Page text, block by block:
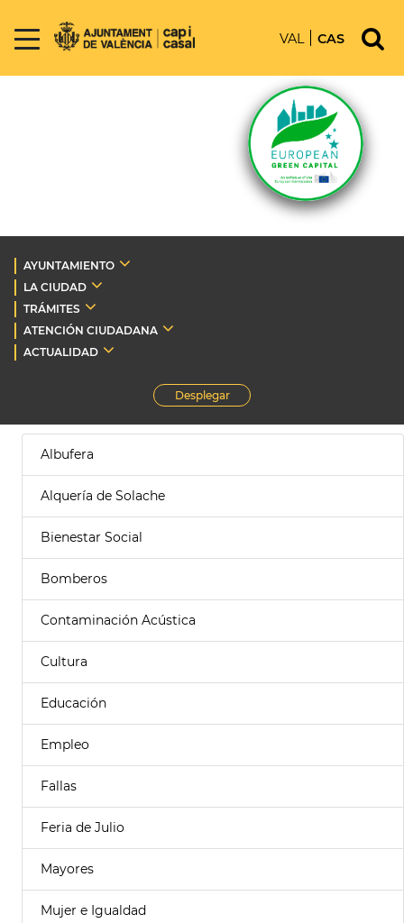
VAL CAS
AYUNTAMIENTO
LA CIUDAD
TRÁMITES
ATENCIÓN CIUDADANA
ACTUALIDAD
Desplegar
Albufera
Alquería de Solache
Bienestar Social
Bomberos
Contaminación Acústica
Cultura
Educación
Empleo
Fallas
Feria de Julio
Mayores
Mujer e Igualdad